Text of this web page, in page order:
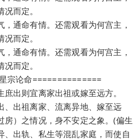
而定。
，通命有情。还需观看为何宫主，
而定。
通命有情。还需观看为何宫主，
而定。
宗论命==============
出则宜离家出祖或嫁至远方。
、出祖离家、流离异地、嫁至远
房）之情况，身不安定之象。(偏生
、出轨、私生等混乱家庭，而使自